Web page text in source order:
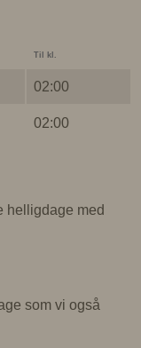
Til kl.
02:00
02:00
helligdage med
som vi også